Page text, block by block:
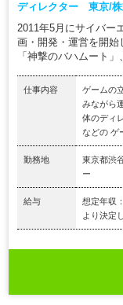
ディレクター 東京/
2011年5月にサイバー
画・開発・運営を開始
「神撃のバハムート
仕事内容
ゲームの
みながら
体のディ
などの ゲ
勤務地
東京都渋
ー
給与
想定年収
より決定